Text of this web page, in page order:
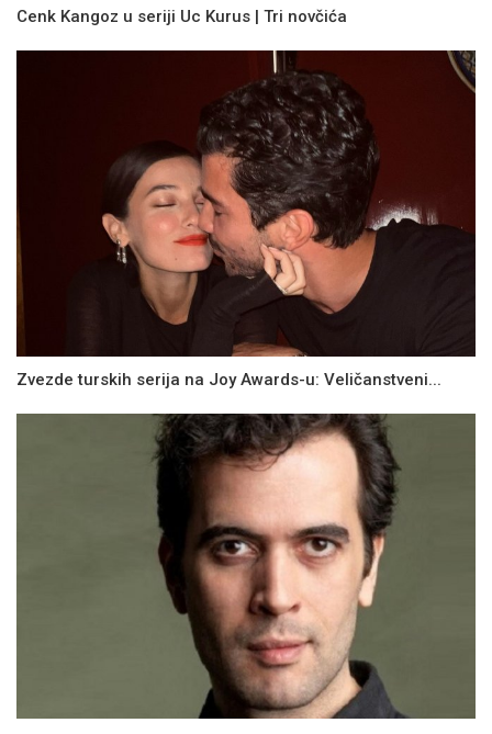
Cenk Kangoz u seriji Uc Kurus | Tri novčića
Zvezde turskih serija na Joy Awards-u: Veličanstveni...